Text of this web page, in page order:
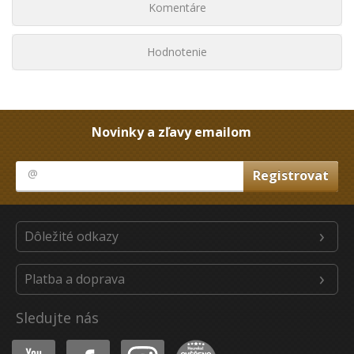
Komentáre
Hodnotenie
Novinky a zľavy emailom
Dôležité odkazy
Platba a doprava
Sledujte nás
Youtube Facebook Instagram Heureka